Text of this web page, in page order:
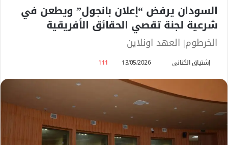
السودان يرفض “إعلان بانجول” ويطعن في
شرعية لجنة تقصي الحقائق الأفريقية
الخرطوم| العهد اونلاين
إشتياق الكناني
س
ي
13/05/2026
111